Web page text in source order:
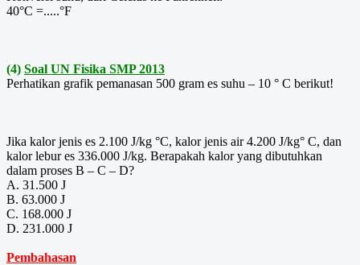
40°C =.....°F
(4) Soal UN Fisika SMP 2013
Perhatikan grafik pemanasan 500 gram es suhu – 10 ° C berikut!
Jika kalor jenis es 2.100 J/kg °C, kalor jenis air 4.200 J/kg° C, dan
kalor lebur es 336.000 J/kg. Berapakah kalor yang dibutuhkan
dalam proses B – C – D?
A. 31.500 J
B. 63.000 J
C. 168.000 J
D. 231.000 J
Pembahasan